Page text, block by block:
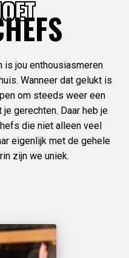
jou enthousiasmeren
Wanneer dat gelukt is
om steeds weer een
gerechten. Daar heb je
die niet alleen veel
eigenlijk met de gehele
zijn we uniek.